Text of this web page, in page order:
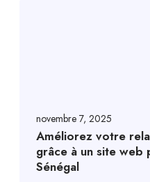
novembre 7, 2025
Améliorez votre
grâce à un site web
Sénégal